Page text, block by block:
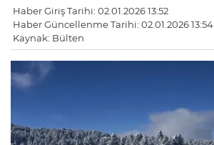
Haber Giriş Tarihi: 02.01.2026 13:52
Haber Güncellenme Tarihi: 02.01.2026 13:54
Kaynak: Bülten